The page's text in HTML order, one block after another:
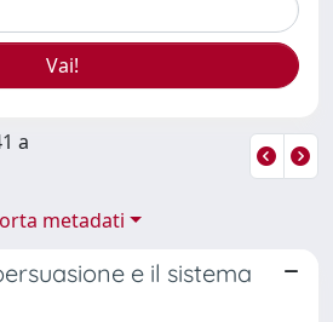
a
metadati
e il sistema